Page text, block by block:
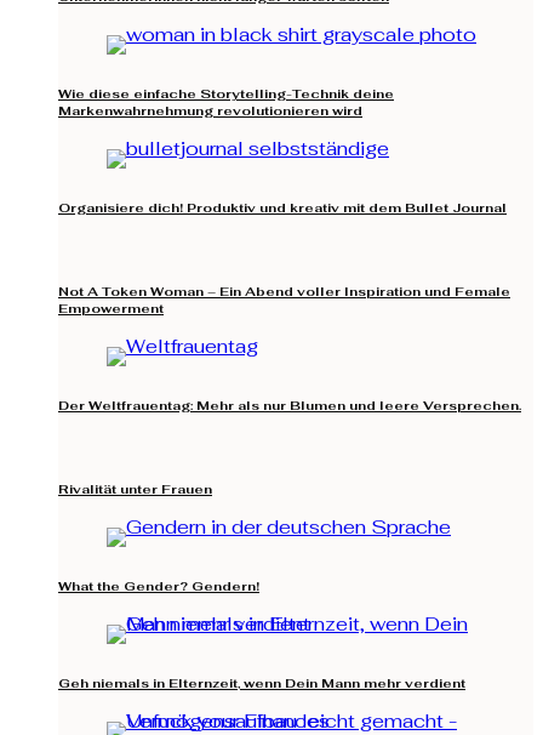
Wie diese einfache Storytelling-Technik deine
Markenwahrnehmung revolutionieren wird
Organisiere dich! Produktiv und kreativ mit dem Bullet Journal
Not A Token Woman – Ein Abend voller Inspiration und Female
Empowerment
Der Weltfrauentag: Mehr als nur Blumen und leere Versprechen.
Rivalität unter Frauen
What the Gender? Gendern!
Geh niemals in Elternzeit, wenn Dein Mann mehr verdient